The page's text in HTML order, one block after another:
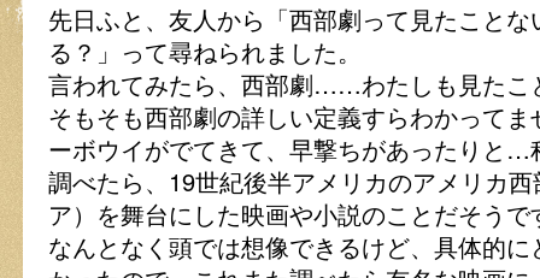
先日ふと、友人から「西部劇って見たこと
る？」って尋ねられました。
言われてみたら、西部劇……わたしも見たこ
そもそも西部劇の詳しい定義すらわかって
ーボウイがでてきて、早撃ちがあったりと…
調べたら、19世紀後半アメリカのアメリカ
ア）を舞台にした映画や小説のことだそうで
なんとなく頭では想像できるけど、具体的